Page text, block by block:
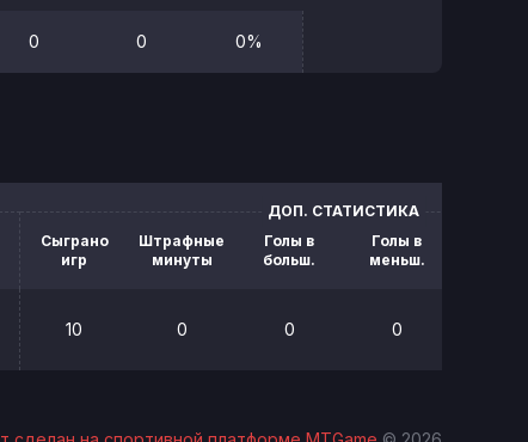
0 0 0%
ДОП. СТАТИСТИКА
Сыграно
игр
Штрафные
минуты
Голы в
больш.
Голы в
меньш.
10 0 0 0